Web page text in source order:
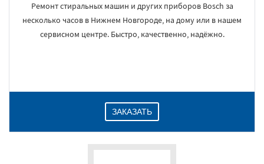
Ремонт стиральных машин и других приборов Bosch за
несколько часов в Нижнем Новгороде, на дому или в нашем
сервисном центре. Быстро, качественно, надёжно.
ЗАКАЗАТЬ